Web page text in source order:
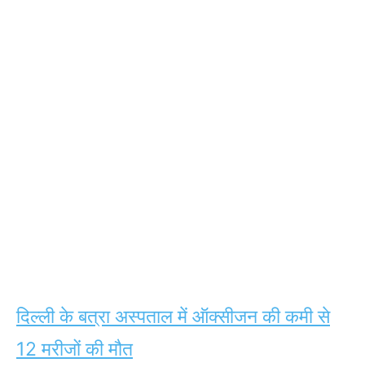
दिल्ली के बत्रा अस्पताल में ऑक्सीजन की कमी से
12 मरीजों की मौत